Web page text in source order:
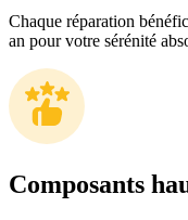
Chaque réparation
an pour votre sérénité
Composants